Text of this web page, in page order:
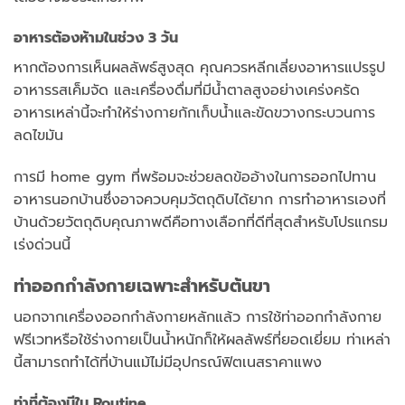
อาหารต้องห้ามในช่วง 3 วัน
หากต้องการเห็นผลลัพธ์สูงสุด คุณควรหลีกเลี่ยงอาหารแปรรูป
อาหารรสเค็มจัด และเครื่องดื่มที่มีน้ำตาลสูงอย่างเคร่งครัด
อาหารเหล่านี้จะทำให้ร่างกายกักเก็บน้ำและขัดขวางกระบวนการ
ลดไขมัน
การมี home gym ที่พร้อมจะช่วยลดข้ออ้างในการออกไปทาน
อาหารนอกบ้านซึ่งอาจควบคุมวัตถุดิบได้ยาก การทำอาหารเองที่
บ้านด้วยวัตถุดิบคุณภาพดีคือทางเลือกที่ดีที่สุดสำหรับโปรแกรม
เร่งด่วนนี้
ท่าออกกำลังกายเฉพาะสำหรับต้นขา
นอกจากเครื่องออกกำลังกายหลักแล้ว การใช้ท่าออกกำลังกาย
ฟรีเวทหรือใช้ร่างกายเป็นน้ำหนักก็ให้ผลลัพธ์ที่ยอดเยี่ยม ท่าเหล่า
นี้สามารถทำได้ที่บ้านแม้ไม่มีอุปกรณ์ฟิตเนสราคาแพง